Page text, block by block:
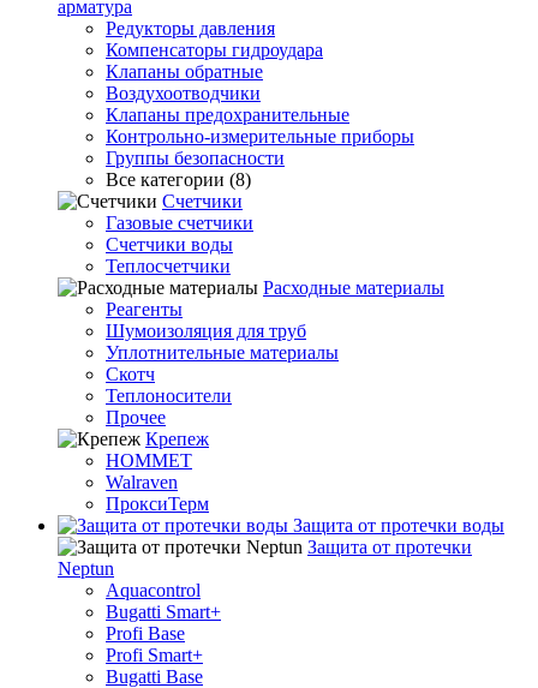
арматура
Редукторы давления
Компенсаторы гидроудара
Клапаны обратные
Воздухоотводчики
Клапаны предохранительные
Контрольно-измерительные приборы
Группы безопасности
Все категории (8)
Счетчики
Газовые счетчики
Счетчики воды
Теплосчетчики
Расходные материалы
Реагенты
Шумоизоляция для труб
Уплотнительные материалы
Скотч
Теплоносители
Прочее
Крепеж
HOMMET
Walraven
ПроксиТерм
Защита от протечки воды
Защита от протечки
Neptun
Aquacontrol
Bugatti Smart+
Profi Base
Profi Smart+
Bugatti Base